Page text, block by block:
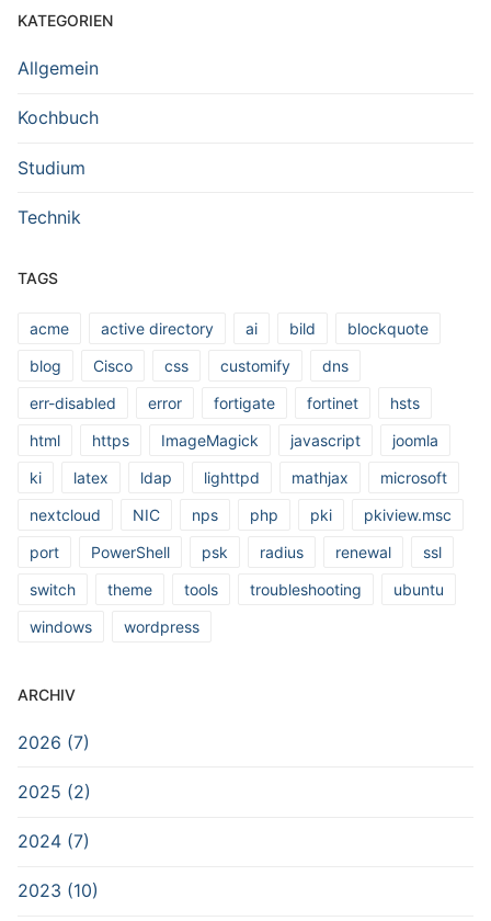
KATEGORIEN
Allgemein
Kochbuch
Studium
Technik
TAGS
acme active directory ai bild
blockquote
blog
Cisco css customify
dns
err-disabled
error fortigate fortinet
hsts
html
https ImageMagick javascript
joomla
ki
latex ldap lighttpd mathjax
microsoft
nextcloud
NIC nps php pki
pkiview.msc
port
PowerShell psk radius renewal
ssl
switch
theme tools troubleshooting
ubuntu
windows
wordpress
ARCHIV
2026 (7)
2025 (2)
2024 (7)
2023 (10)